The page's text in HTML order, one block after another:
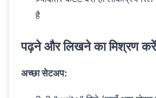
है
पढ़ने और लिखने का मिश्रण करें
अच्छा सेटअप: